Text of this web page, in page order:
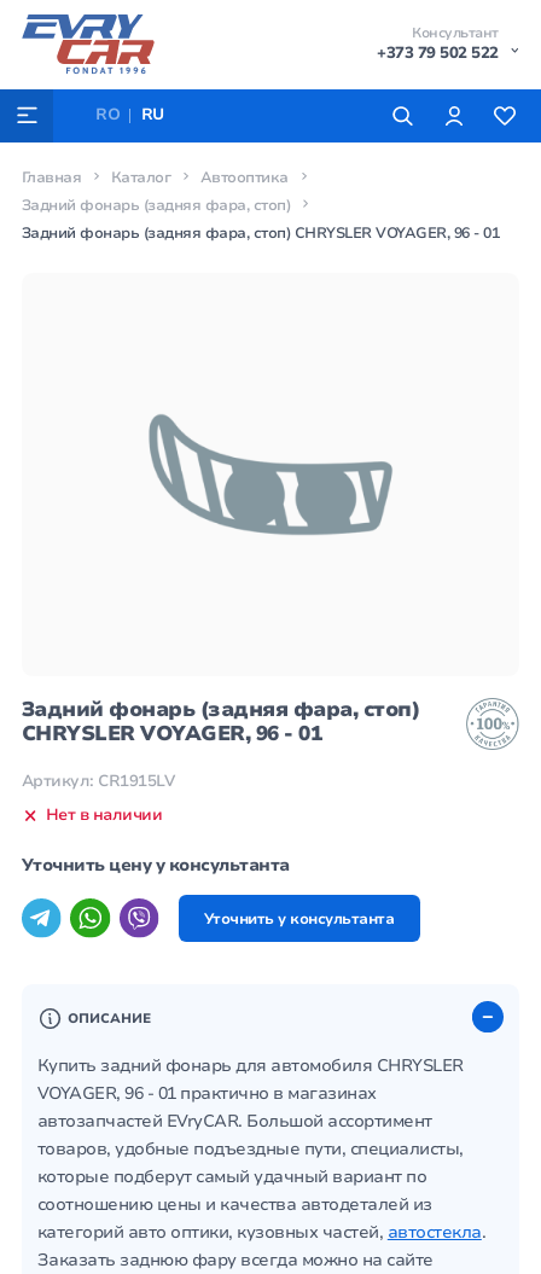
Консультант
+373 79 502 522
RO RU
Главная Каталог
Автооптика
Задний фонарь (задняя фара, стоп)
Задний фонарь (задняя фара, стоп) CHRYSLER VOYAGER, 96 - 01
Задний фонарь (задняя фара, стоп)
CHRYSLER VOYAGER, 96 - 01
Артикул: CR1915LV
Нет в наличии
Уточнить цену у консультанта
Уточнить у консультанта
ОПИСАНИЕ
Купить задний фонарь для автомобиля CHRYSLER
VOYAGER, 96 - 01 практично в магазинах
автозапчастей EVryCAR. Большой ассортимент
товаров, удобные подъездные пути, специалисты,
которые подберут самый удачный вариант по
соотношению цены и качества автодеталей из
категорий авто оптики, кузовных частей, автостекла.
Заказать заднюю фару всегда можно на сайте